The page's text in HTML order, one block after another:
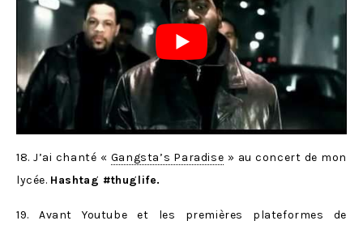
18. J’ai chanté « Gangsta’s Paradise » au concert de mon
lycée. Hashtag #thuglife.
19. Avant Youtube et les premières plateformes de